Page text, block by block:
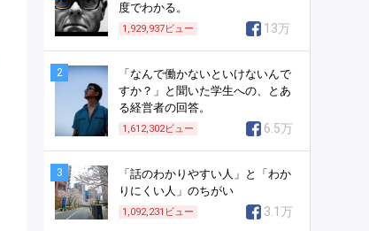
度でわかる。
1,929,937ビュー 13万
2
「なんで働かないといけないんで
すか？」と聞いた学生への、とあ
る経営者の回答。
1,612,302ビュー 6.5万
3
「話のわかりやすい人」と「わか
りにくい人」のちがい
1,092,231 ビュー 3.1万